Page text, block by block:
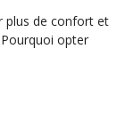
plus de confort et
Pourquoi opter